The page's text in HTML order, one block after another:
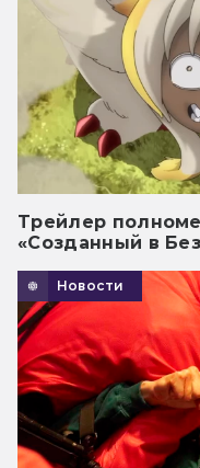
Трейлер
«Созданный в
Новости